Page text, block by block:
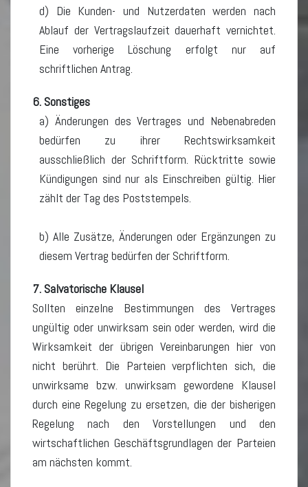
d) Die Kunden- und Nutzerdaten werden nach
Ablauf der Vertragslaufzeit dauerhaft vernichtet.
Eine vorherige Löschung erfolgt nur auf
schriftlichen Antrag.
6. Sonstiges
a) Änderungen des Vertrages und Nebenabreden
bedürfen zu ihrer Rechtswirksamkeit
ausschließlich der Schriftform. Rücktritte sowie
Kündigungen sind nur als Einschreiben gültig. Hier
zählt der Tag des Poststempels.
b) Alle Zusätze, Änderungen oder Ergänzungen zu
diesem Vertrag bedürfen der Schriftform.
7. Salvatorische Klausel
Sollten einzelne Bestimmungen des Vertrages
ungültig oder unwirksam sein oder werden, wird die
Wirksamkeit der übrigen Vereinbarungen hier von
nicht berührt. Die Parteien verpflichten sich, die
unwirksame bzw. unwirksam gewordene Klausel
durch eine Regelung zu ersetzen, die der bisherigen
Regelung nach den Vorstellungen und den
wirtschaftlichen Geschäftsgrundlagen der Parteien
am nächsten kommt.